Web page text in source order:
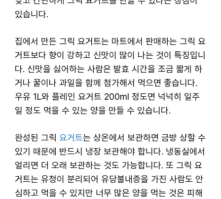
있습니다.
집에서 만든 그릭 요거트는 마트에서 판매하는 그릭 요
거트보다 향이 강하고 신맛이 많이 나는 것이 특징입니
다. 신맛을 싫어하는 사람은 발효 시간을 조금 짧게 하
거나 꿀이나 과일을 함께 첨가해서 먹으면 좋습니다.
우유 1L와 플레인 요거트 200ml 정도면 넉넉히 일주
일 정도 먹을 수 있는 양을 만들 수 있습니다.
완성된 그릭 요거트는 상온에서 보관하면 금방 상할 수
있기 때문에 반드시 냉장 보관해야 합니다. 냉동실에서
얼리면 더 오래 보관하는 것도 가능합니다. 또 그릭 요
거트는 유청이 분리되어 유당불내증을 가진 사람도 안
심하고 먹을 수 있지만 너무 많은 양을 먹는 것은 피해